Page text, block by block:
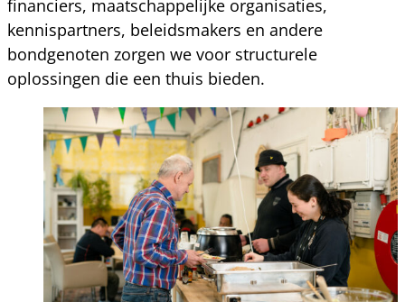
financiers, maatschappelijke organisaties,
kennispartners, beleidsmakers en andere
bondgenoten zorgen we voor structurele
oplossingen die een thuis bieden.